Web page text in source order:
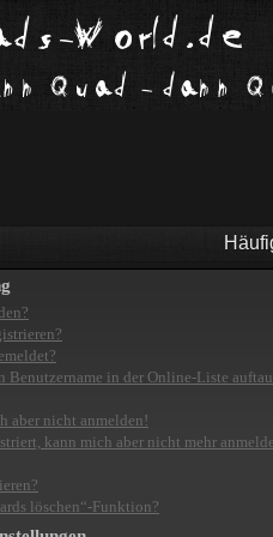
Benutzername in der Online-Liste
aber nicht anmelden!
kann mich aber nicht mehr
löschen“-Funktion?